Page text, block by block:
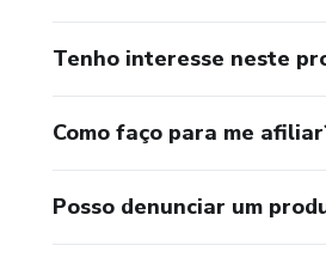
Tenho interesse neste
Como faço para me
Posso denunciar um